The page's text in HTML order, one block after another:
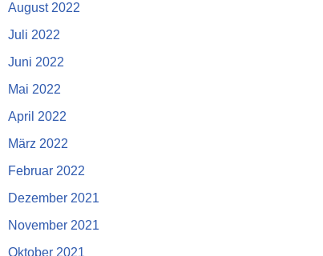
August 2022
Juli 2022
Juni 2022
Mai 2022
April 2022
März 2022
Februar 2022
Dezember 2021
November 2021
Oktober 2021